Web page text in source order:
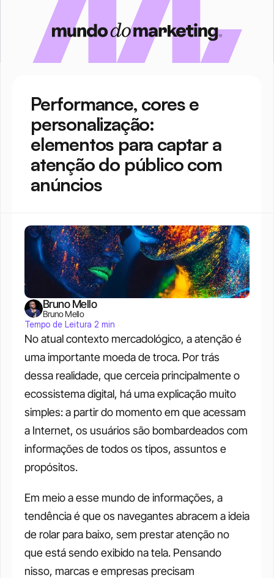
Performance, cores e
personalização:
elementos para captar a
atenção do público com
anúncios
No atual contexto mercadológico, a atenção é
uma importante moeda de troca. Por trás
dessa realidade, que cerceia principalmente o
ecossistema digital, há uma explicação muito
simples: a partir do momento em que acessam
a Internet, os usuários são bombardeados com
informações de todos os tipos, assuntos e
propósitos.
Em meio a esse mundo de informações, a
tendência é que os navegantes abracem a ideia
de rolar para baixo, sem prestar atenção no
que está sendo exibido na tela. Pensando
nisso, marcas e empresas precisam
Bruno Mello
Bruno Mello
Tempo de Leitura 2 min